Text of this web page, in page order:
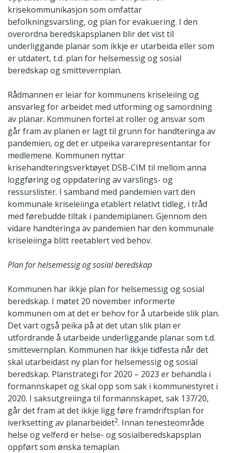
krisekommunikasjon som omfattar
befolkningsvarsling, og plan for evakuering. I den
overordna beredskapsplanen blir det vist til
underliggande planar som ikkje er utarbeida eller som
er utdatert, t.d. plan for helsemessig og sosial
beredskap og smittevernplan.
Rådmannen er leiar for kommunens kriseleiing og
ansvarleg for arbeidet med utforming og samordning
av planar. Kommunen fortel at roller og ansvar som
går fram av planen er lagt til grunn for handteringa av
pandemien, og det er utpeika vararepresentantar for
medlemene. Kommunen nyttar
krisehandteringsverktøyet DSB-CIM til mellom anna
loggføring og oppdatering av varslings- og
ressurslister. I samband med pandemien vart den
kommunale kriseleiinga etablert relativt tidleg, i tråd
med førebudde tiltak i pandemiplanen. Gjennom den
vidare handteringa av pandemien har den kommunale
kriseleiinga blitt reetablert ved behov.
Plan for helsemessig og sosial beredskap
Kommunen har ikkje plan for helsemessig og sosial
beredskap. I møtet 20 november informerte
kommunen om at det er behov for å utarbeide slik plan.
Det vart også peika på at det utan slik plan er
utfordrande å utarbeide underliggande planar som t.d.
smittevernplan. Kommunen har ikkje tidfesta når det
skal utarbeidast ny plan for helsemessig og sosial
beredskap. Planstrategi for 2020 – 2023 er behandla i
formannskapet og skal opp som sak i kommunestyret i
2020. I saksutgreiinga til formannskapet, sak 137/20,
går det fram at det ikkje ligg føre framdriftsplan for
iverksetting av planarbeidet2. Innan tenesteområde
helse og velferd er helse- og sosialberedskapsplan
oppført som ønska temaplan.